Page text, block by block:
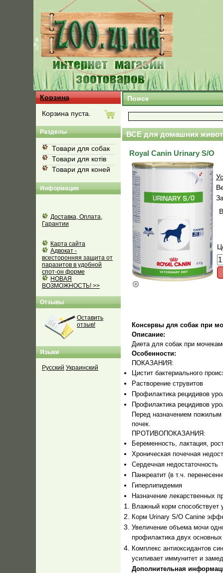
Корзина
Корзина пуста.
Разделы
Товари для собак
Товари для котів
Товари для коней
Информация
Доставка, Оплата,
Гарантии
Карта сайта
Адвокат -
всесторонняя защита от
паразитов в удобной
спот-он форме
НОВАЯ
ВОЗМОЖНОСТЬ! >>
Отзывы
Оставить
отзыв!
Языки
Русский Украинский
Поиск
ВСЕ для домашних
Royal Canin Urinary S/O
Консервы для собак при
Описание:
Диета для собак при
Особенности:
ПОКАЗАНИЯ:
Цистит бактериального
Растворение струвитов
Профилактика рецидивов
Профилактика рецидивов
Перед назначением
почек.
ПРОТИВОПОКАЗАНИЯ:
Беременность, лактация,
Хроническая почечная
Сердечная недостаточность
Панкреатит (в т.ч.
Гиперлипидемия
Назначение лекарственных
Влажный корм
Корм Urinary S/O Canine
Увеличение объема мочи
профилактика двух
Комплекс антиоксидантов
усиливает иммунитет и
Дополнительная